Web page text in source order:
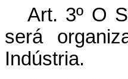
Art. 3º O
será
Indústria.